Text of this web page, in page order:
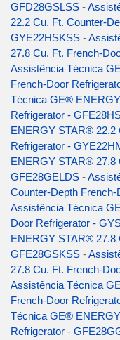
GFD28GSLSS -
22.2 Cu. Ft. Counter-
GYE22HSKSS -
27.8 Cu. Ft. French-
Assistência Técnica
French-Door
Técnica GE®
Refrigerator -
ENERGY STAR® 22.2
Refrigerator -
ENERGY STAR® 27.8
GFE28GELDS -
Counter-Depth
Assistência Técnica
Door Refrigerator -
ENERGY STAR® 27.8
GFE28GSKSS -
27.8 Cu. Ft. French-
Assistência Técnica
French-Door
Técnica GE®
Refrigerator -